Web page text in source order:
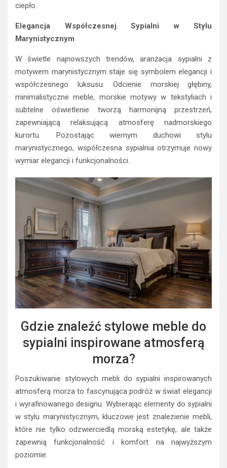
ciepło.
Elegancja Współczesnej Sypialni w Stylu
Marynistycznym
W świetle najnowszych trendów, aranżacja sypialni z
motywem marynistycznym staje się symbolem elegancji i
współczesnego luksusu. Odcienie morskiej głębiny,
minimalistyczne meble, morskie motywy w tekstyliach i
subtelne oświetlenie tworzą harmonijną przestrzeń,
zapewniającą relaksującą atmosferę nadmorskiego
kurortu. Pozostając wiernym duchowi stylu
marynistycznego, współczesna sypialnia otrzymuje nowy
wymiar elegancji i funkcjonalności.
Gdzie znaleźć stylowe meble do
sypialni inspirowane atmosferą
morza?
Poszukiwanie stylowych mebli do sypialni inspirowanych
atmosferą morza to fascynująca podróż w świat elegancji
i wyrafinowanego designu. Wybierając elementy do sypialni
w stylu marynistycznym, kluczowe jest znalezienie mebli,
które nie tylko odzwierciedlą morską estetykę, ale także
zapewnią funkcjonalność i komfort na najwyższym
poziomie.